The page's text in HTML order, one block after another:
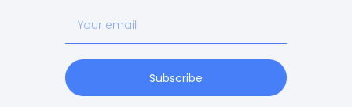
email
Subscribe